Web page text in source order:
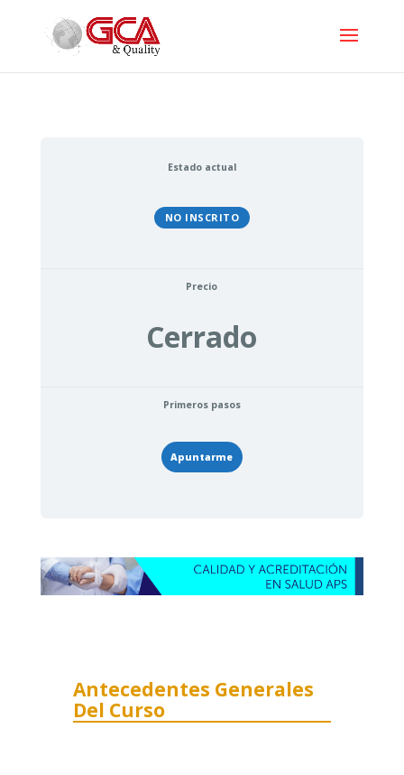
Estado actual
NO INSCRITO
Precio
Cerrado
Primeros pasos
Apuntarme
Antecedentes Generales
Del Curso